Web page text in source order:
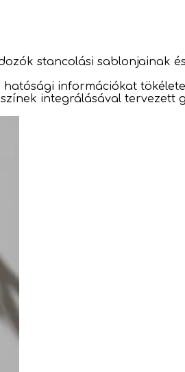
stancolási sablonjainak
információkat
integrálásával